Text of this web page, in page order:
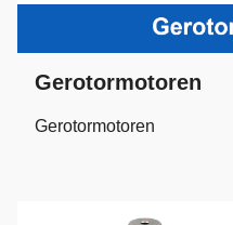
Gerotormotoren
Gerotormotoren